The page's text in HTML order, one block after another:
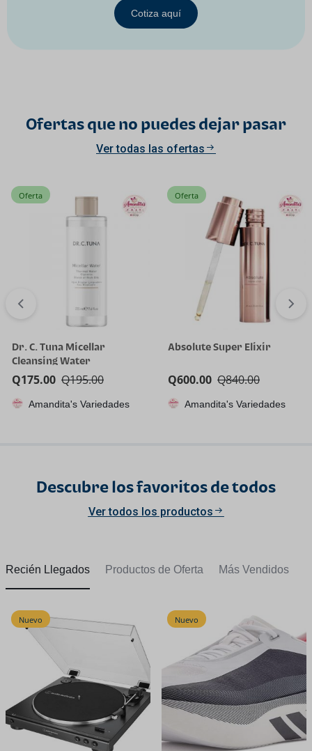
Cotiza aquí
Ofertas que no puedes dejar pasar
Ver todas las ofertas
Oferta
Dr. C. Tuna Micellar
Cleansing Water
Q195.00
Q175.00
Amandita's Variedades
Oferta
Absolute Super Elixir
Q840.00
Q600.00
Amandita's Variedades
Descubre los favoritos de todos
Ver todos los productos
Recién Llegados Productos de Oferta Más Vendidos
Nuevo Nuevo